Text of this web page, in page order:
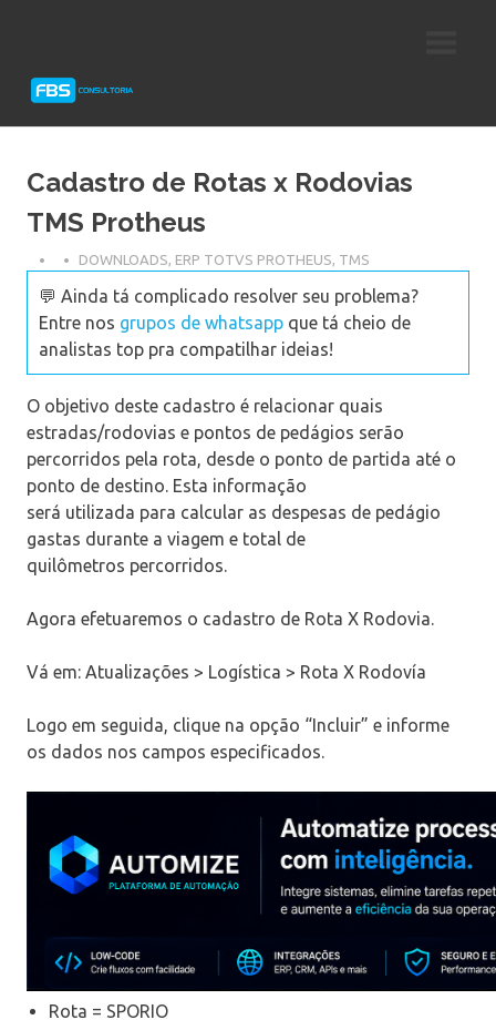
Protheus
Cadastro de Rotas x Rodovias
TMS Protheus
DOWNLOADS, ERP TOTVS PROTHEUS, TMS
💬 Ainda tá complicado resolver seu problema?
Entre nos grupos de whatsapp que tá cheio de
analistas top pra compatilhar ideias!
O objetivo deste cadastro é relacionar quais
estradas/rodovias e pontos de pedágios serão
percorridos pela rota, desde o ponto de partida até o
ponto de destino. Esta informação
será utilizada para calcular as despesas de pedágio
gastas durante a viagem e total de
quilômetros percorridos.
Agora efetuaremos o cadastro de Rota X Rodovia.
Vá em: Atualizações > Logística > Rota X Rodovía
Logo em seguida, clique na opção “Incluir” e informe
os dados nos campos especificados.
Rota = SPORIO